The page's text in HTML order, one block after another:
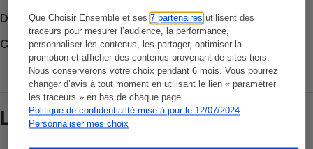
Que Choisir Ensemble et ses7 partenaires utilisent des
traceurs pour mesurer l’audience, la performance,
personnaliser les contenus, les partager, optimiser la
promotion et afficher des contenus provenant de sites tiers.
Nous conserverons votre choix pendant 6 mois. Vous pourrez
changer d’avis à tout moment en utilisant le lien « paramétrer
les traceurs » en bas de chaque page.
Politique de confidentialité mise à jour le 12/07/2024
Personnaliser mes choix
Découvrir le forum
Consulter nos Actualités
Lire aussi